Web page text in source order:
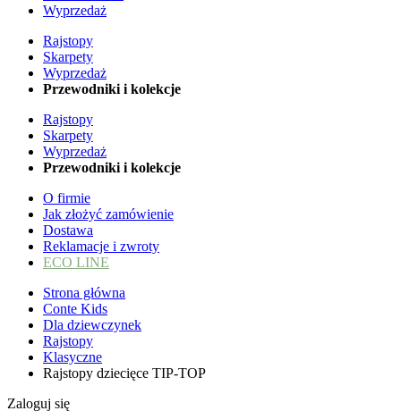
Wyprzedaż
Rajstopy
Skarpety
Wyprzedaż
Przewodniki i kolekcje
Rajstopy
Skarpety
Wyprzedaż
Przewodniki i kolekcje
O firmie
Jak złożyć zamówienie
Dostawa
Reklamacje i zwroty
ECO LINE
Strona główna
Conte Kids
Dla dziewczynek
Rajstopy
Klasyczne
Rajstopy dziecięce TIP-TOP
Zaloguj się